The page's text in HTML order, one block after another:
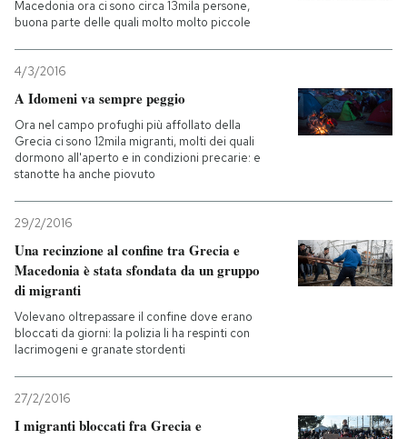
Macedonia ora ci sono circa 13mila persone,
buona parte delle quali molto molto piccole
4/3/2016
A Idomeni va sempre peggio
Ora nel campo profughi più affollato della
Grecia ci sono 12mila migranti, molti dei quali
dormono all'aperto e in condizioni precarie: e
stanotte ha anche piovuto
29/2/2016
Una recinzione al confine tra Grecia e
Macedonia è stata sfondata da un gruppo
di migranti
Volevano oltrepassare il confine dove erano
bloccati da giorni: la polizia li ha respinti con
lacrimogeni e granate stordenti
27/2/2016
I migranti bloccati fra Grecia e